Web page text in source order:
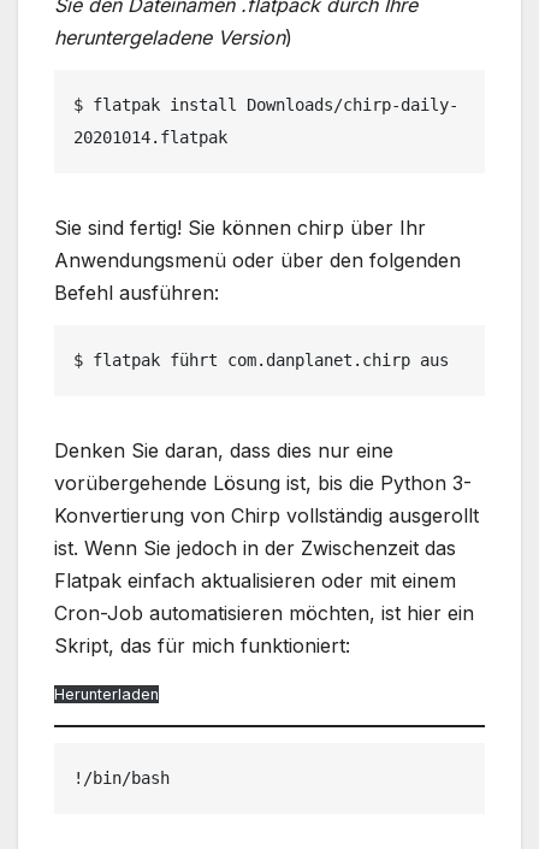
Sie den Dateinamen .flatpack durch Ihre
heruntergeladene Version)
$ flatpak install Downloads/chirp-daily-
20201014.flatpak
Sie sind fertig! Sie können chirp über Ihr
Anwendungsmenü oder über den folgenden
Befehl ausführen:
$ flatpak führt com.danplanet.chirp aus
Denken Sie daran, dass dies nur eine
vorübergehende Lösung ist, bis die Python 3-
Konvertierung von Chirp vollständig ausgerollt
ist. Wenn Sie jedoch in der Zwischenzeit das
Flatpak einfach aktualisieren oder mit einem
Cron-Job automatisieren möchten, ist hier ein
Skript, das für mich funktioniert:
Herunterladen
!/bin/bash